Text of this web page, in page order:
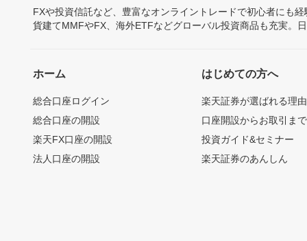
FXや投資信託など、豊富なオンライントレードで初心者にも
貨建てMMFやFX、海外ETFなどグローバル投資商品も充実。
ホーム
総合口座ログイン
総合口座の開設
楽天FX口座の開設
法人口座の開設
はじめての方へ
楽天証券が選ばれる理由
口座開設からお取引ま
投資ガイド&セミナー
楽天証券のあんしん